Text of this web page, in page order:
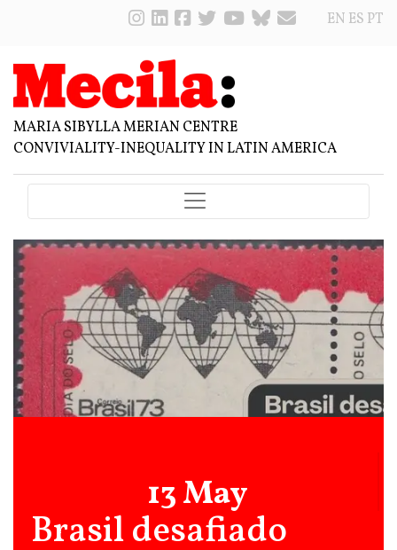
EN ES PT
MARIA SIBYLLA MERIAN CENTRE
CONVIVIALITY-INEQUALITY IN LATIN AMERICA
13 May
Brasil desafiado